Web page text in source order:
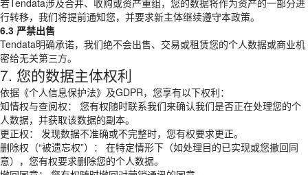
若Tendata涉及合并、收购或资产重组，您的数据将作为资产的一部分进
行转移，我们将提前通知您，并要求新主体继续遵守本政策。
6.3 严禁出售
Tendata明确承诺，我们绝不会出售、交易或租赁您的个人数据或商业机
密给无关第三方。
7. 您的数据主体权利
依据《个人信息保护法》及GDPR，您享有以下权利：
知情权与查阅权： 您有权随时联系我们来确认我们是否正在处理您的个
人数据，并获取该数据的副本。
更正权： 发现数据不准确或不完整时，您有权要求更正。
删除权（“被遗忘权”）： 在特定情形下（如处理目的已实现或您撤回同
意），您有权要求删除您的个人数据。